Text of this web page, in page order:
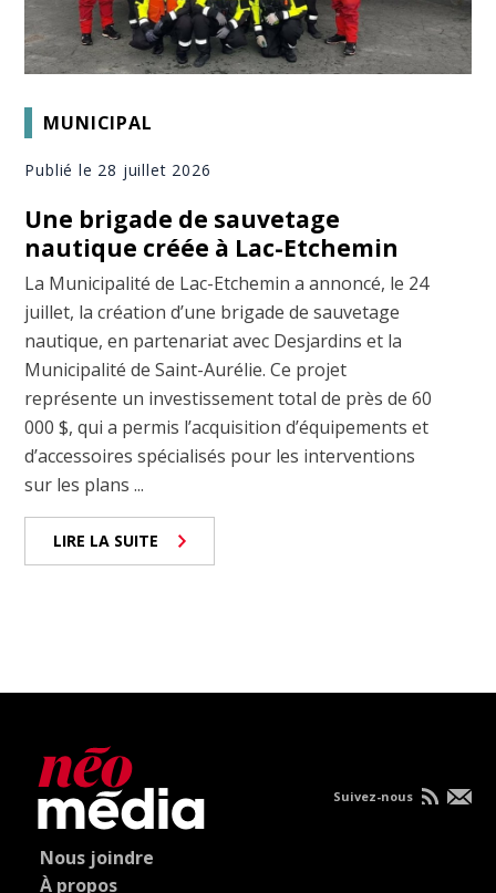
MUNICIPAL
Publié le 28 juillet 2026
Une brigade de sauvetage
nautique créée à Lac-Etchemin
La Municipalité de Lac-Etchemin a annoncé, le 24
juillet, la création d’une brigade de sauvetage
nautique, en partenariat avec Desjardins et la
Municipalité de Saint-Aurélie. Ce projet
représente un investissement total de près de 60
000 $, qui a permis l’acquisition d’équipements et
d’accessoires spécialisés pour les interventions
sur les plans ...
LIRE LA SUITE
Nous joindre
À propos
Suivez-nous